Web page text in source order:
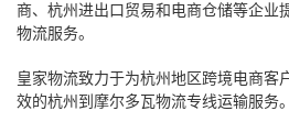
商、杭州进出口贸易和电商仓储等企业
物流服务。
皇家物流致力于为杭州地区跨境电商客
效的杭州到摩尔多瓦物流专线运输服务。